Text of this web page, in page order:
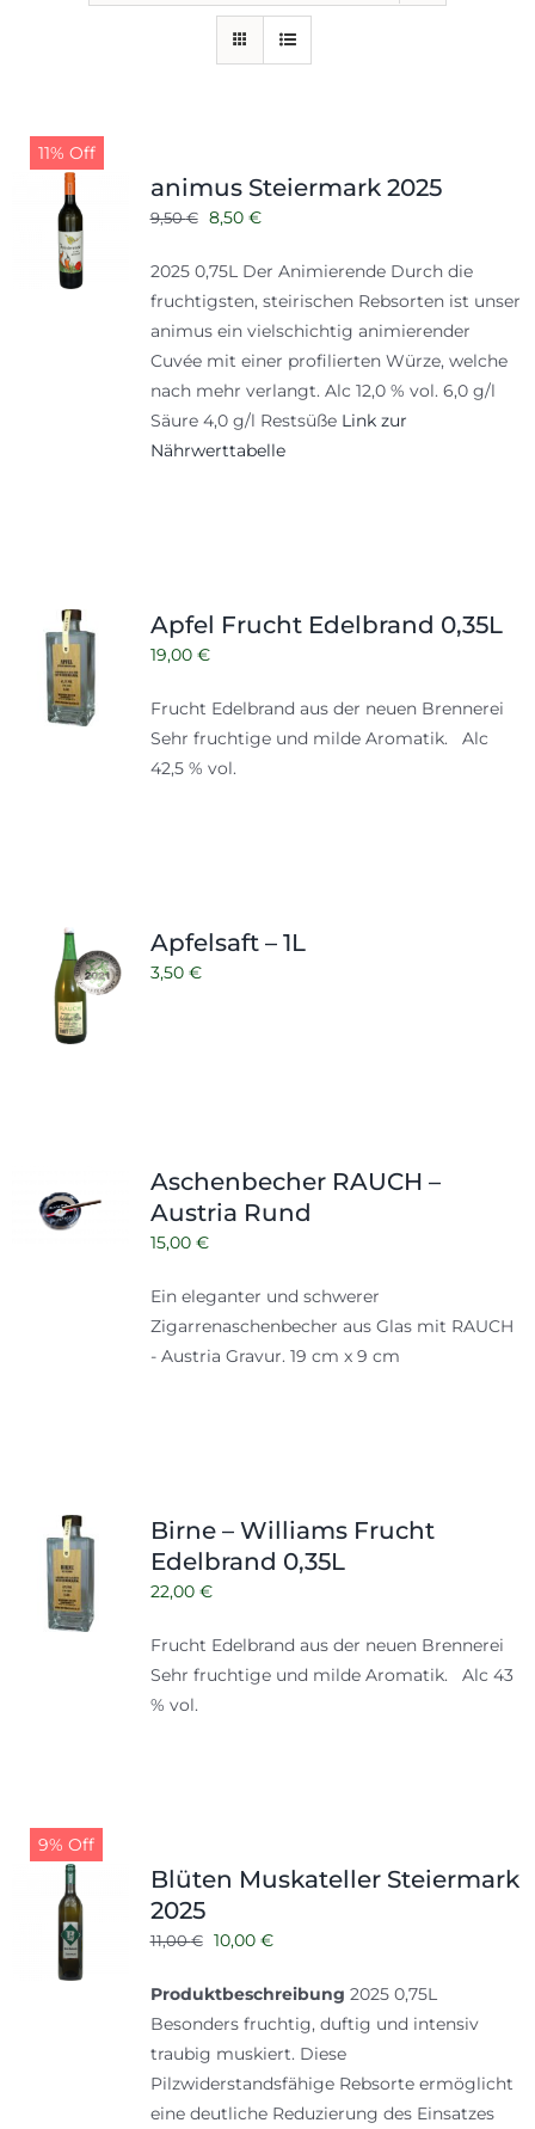
11% Off
animus Steiermark 2025
9,50€ Ursprünglicher
war:
9,50 €
8,50 €Aktueller
ist:
8,50 €.
2025 0,75L Der Animierende Durch die
fruchtigsten, steirischen Rebsorten ist unser
animus ein vielschichtig animierender
Cuvée mit einer profilierten Würze, welche
nach mehr verlangt. Alc 12,0 % vol. 6,0 g/l
Säure 4,0 g/l Restsüße Link zur
Nährwerttabelle
Apfel Frucht Edelbrand 0,35L
19,00 €
Frucht Edelbrand aus der neuen Brennerei
Sehr fruchtige und milde Aromatik. Alc
42,5 % vol.
Apfelsaft – 1L
3,50 €
Aschenbecher RAUCH –
Austria Rund
15,00 €
Ein eleganter und schwerer
Zigarrenaschenbecher aus Glas mit RAUCH
- Austria Gravur. 19 cm x 9 cm
Birne – Williams Frucht
Edelbrand 0,35L
22,00 €
Frucht Edelbrand aus der neuen Brennerei
Sehr fruchtige und milde Aromatik. Alc 43
% vol.
9% Off
Blüten Muskateller Steiermark
2025
11,00€ Ursprünglicher
war:
11,00 €
10,00 €Aktueller
ist:
10,00 €.
Produktbeschreibung 2025 0,75L
Besonders fruchtig, duftig und intensiv
traubig muskiert. Diese
Pilzwiderstandsfähige Rebsorte ermöglicht
eine deutliche Reduzierung des Einsatzes